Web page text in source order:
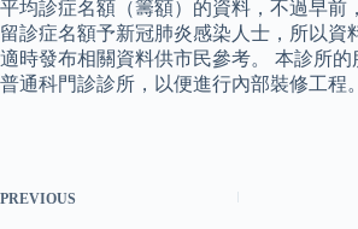
平均診症名額（籌額）的資料，不過早前
留診症名額予新冠肺炎感染人士，所以資
適時發布相關資料供市民參考。 本診所的
普通科門診診所，以便進行內部裝修工程。
PREVIOUS